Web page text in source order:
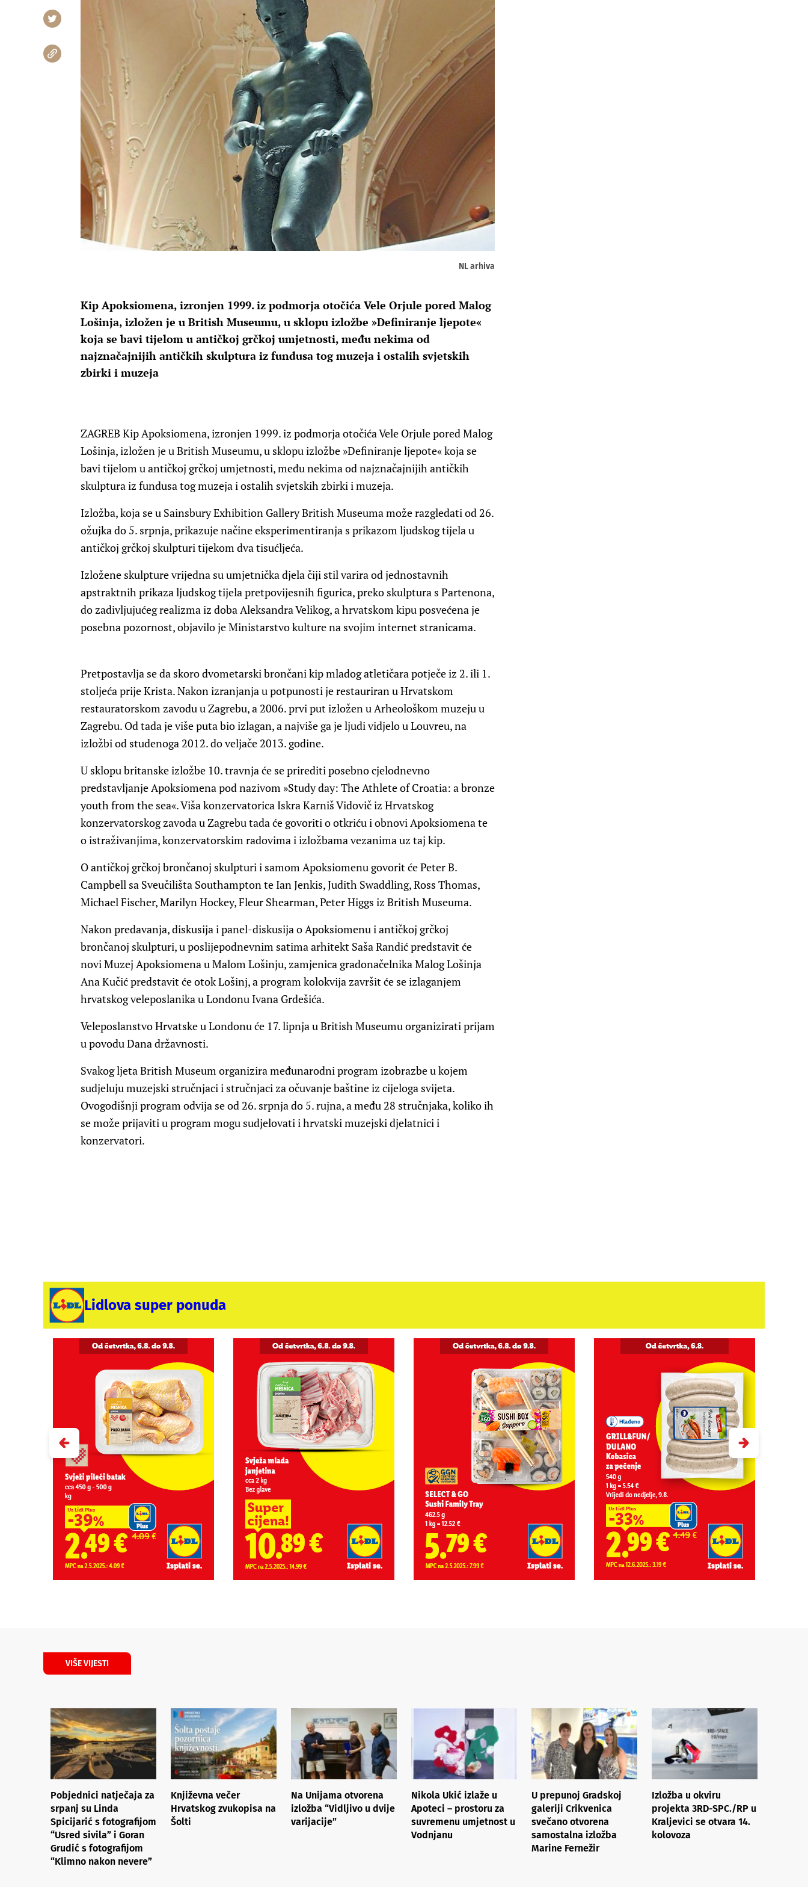
NL arhiva
Kip Apoksiomena, izronjen 1999. iz podmorja otočića Vele Orjule pored Malog
Lošinja, izložen je u British Museumu, u sklopu izložbe »Definiranje ljepote«
koja se bavi tijelom u antičkoj grčkoj umjetnosti, među nekima od
najznačajnijih antičkih skulptura iz fundusa tog muzeja i ostalih svjetskih
zbirki i muzeja
ZAGREB Kip Apoksiomena, izronjen 1999. iz podmorja otočića Vele Orjule pored Malog
Lošinja, izložen je u British Museumu, u sklopu izložbe »Definiranje ljepote« koja se
bavi tijelom u antičkoj grčkoj umjetnosti, među nekima od najznačajnijih antičkih
skulptura iz fundusa tog muzeja i ostalih svjetskih zbirki i muzeja.
Izložba, koja se u Sainsbury Exhibition Gallery British Museuma može razgledati od 26.
ožujka do 5. srpnja, prikazuje načine eksperimentiranja s prikazom ljudskog tijela u
antičkoj grčkoj skulpturi tijekom dva tisućljeća.
Izložene skulpture vrijedna su umjetnička djela čiji stil varira od jednostavnih
apstraktnih prikaza ljudskog tijela pretpovijesnih figurica, preko skulptura s Partenona,
do zadivljujućeg realizma iz doba Aleksandra Velikog, a hrvatskom kipu posvećena je
posebna pozornost, objavilo je Ministarstvo kulture na svojim internet stranicama.
Pretpostavlja se da skoro dvometarski brončani kip mladog atletičara potječe iz 2. ili 1.
stoljeća prije Krista. Nakon izranjanja u potpunosti je restauriran u Hrvatskom
restauratorskom zavodu u Zagrebu, a 2006. prvi put izložen u Arheološkom muzeju u
Zagrebu. Od tada je više puta bio izlagan, a najviše ga je ljudi vidjelo u Louvreu, na
izložbi od studenoga 2012. do veljače 2013. godine.
U sklopu britanske izložbe 10. travnja će se prirediti posebno cjelodnevno
predstavljanje Apoksiomena pod nazivom »Study day: The Athlete of Croatia: a bronze
youth from the sea«. Viša konzervatorica Iskra Karniš Vidovič iz Hrvatskog
konzervatorskog zavoda u Zagrebu tada će govoriti o otkriću i obnovi Apoksiomena te
o istraživanjima, konzervatorskim radovima i izložbama vezanima uz taj kip.
O antičkoj grčkoj brončanoj skulpturi i samom Apoksiomenu govorit će Peter B.
Campbell sa Sveučilišta Southampton te Ian Jenkis, Judith Swaddling, Ross Thomas,
Michael Fischer, Marilyn Hockey, Fleur Shearman, Peter Higgs iz British Museuma.
Nakon predavanja, diskusija i panel-diskusija o Apoksiomenu i antičkoj grčkoj
brončanoj skulpturi, u poslijepodnevnim satima arhitekt Saša Randić predstavit će
novi Muzej Apoksiomena u Malom Lošinju, zamjenica gradonačelnika Malog Lošinja
Ana Kučić predstavit će otok Lošinj, a program kolokvija završit će se izlaganjem
hrvatskog veleposlanika u Londonu Ivana Grdešića.
Veleposlanstvo Hrvatske u Londonu će 17. lipnja u British Museumu organizirati prijam
u povodu Dana državnosti.
Svakog ljeta British Museum organizira međunarodni program izobrazbe u kojem
sudjeluju muzejski stručnjaci i stručnjaci za očuvanje baštine iz cijeloga svijeta.
Ovogodišnji program odvija se od 26. srpnja do 5. rujna, a među 28 stručnjaka, koliko ih
se može prijaviti u program mogu sudjelovati i hrvatski muzejski djelatnici i
konzervatori.
Lidlova super ponuda
VIŠE VIJESTI
Pobjednici natječaja za
srpanj su Linda
Spicijarić s fotografijom
“Usred sivila” i Goran
Grudić s fotografijom
“Klimno nakon nevere”
Književna večer
Hrvatskog zvukopisa na
Šolti
Na Unijama otvorena
izložba “Vidljivo u dvije
varijacije”
Nikola Ukić izlaže u
Apoteci – prostoru za
suvremenu umjetnost u
Vodnjanu
U prepunoj Gradskoj
galeriji Crikvenica
svečano otvorena
samostalna izložba
Marine Fernežir
Izložba u okviru
projekta 3RD-SPC./RP u
Kraljevici se otvara 14.
kolovoza